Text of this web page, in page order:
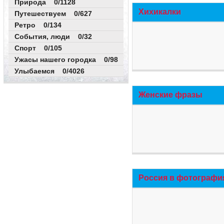
Природа 0/1128
Путешествуем 0/627
Ретро 0/134
События, люди 0/32
Спорт 0/105
Ужасы нашего городка 0/98
Улыбаемся 0/4026
Хихикалки
Женские фразы
Россия в